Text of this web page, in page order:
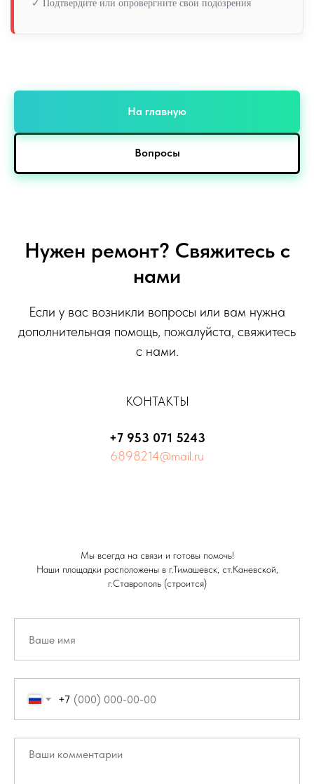
✓ Подтвердите или опровергните свои подозрения
На главную
Вопросы
Нужен ремонт? Свяжитесь с
нами
Если у вас возникли вопросы или вам нужна
дополнительная помощь, пожалуйста, свяжитесь
с нами.
КОНТАКТЫ
+7 953 071 5243
6898214@mail.ru
Мы всегда на связи и готовы помочь!
Наши площадки расположены в г.Тимашевск, ст.Каневской,
г.Ставрополь (строится)
+7